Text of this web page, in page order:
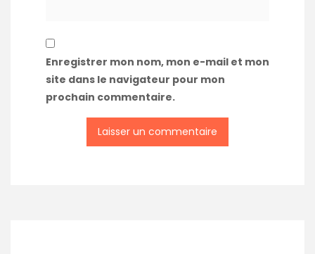
Enregistrer mon nom, mon e-mail et mon
site dans le navigateur pour mon
prochain commentaire.